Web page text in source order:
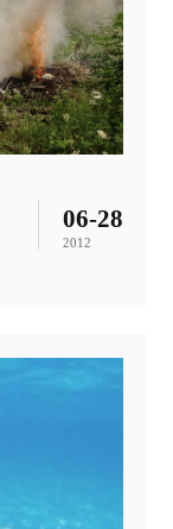
06-28
2012